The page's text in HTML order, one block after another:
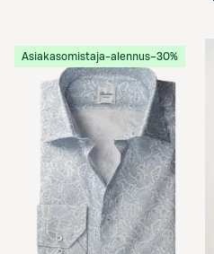
Asiakasomistaja-alennus−30%